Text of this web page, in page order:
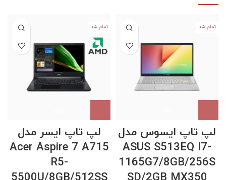
تمام شد
لپ تاپ ایسوس مدل
ASUS S513EQ I7-
1165G7/8GB/256S
تمام شد
لپ تاپ ایسر مدل
Acer Aspire 7 A715
R5-